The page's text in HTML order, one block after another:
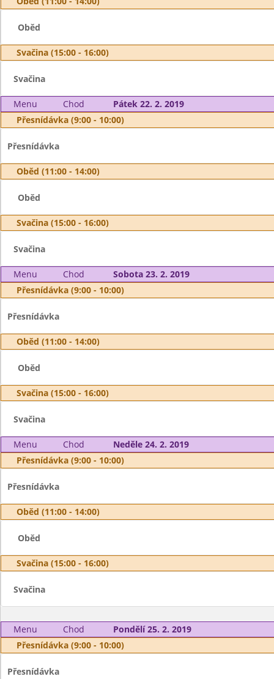
Oběd
Svačina (15:00 - 16:00)
Svačina
Menu Chod
Pátek 22. 2. 2019
Přesnídávka (9:00 - 10:00)
Přesnídávka
Oběd (11:00 - 14:00)
Oběd
Svačina (15:00 - 16:00)
Svačina
Menu Chod
Sobota 23. 2. 2019
Přesnídávka (9:00 - 10:00)
Přesnídávka
Oběd (11:00 - 14:00)
Oběd
Svačina (15:00 - 16:00)
Svačina
Menu Chod
Neděle 24. 2. 2019
Přesnídávka (9:00 - 10:00)
Přesnídávka
Oběd (11:00 - 14:00)
Oběd
Svačina (15:00 - 16:00)
Svačina
Menu Chod
Pondělí 25. 2. 2019
Přesnídávka (9:00 - 10:00)
Přesnídávka